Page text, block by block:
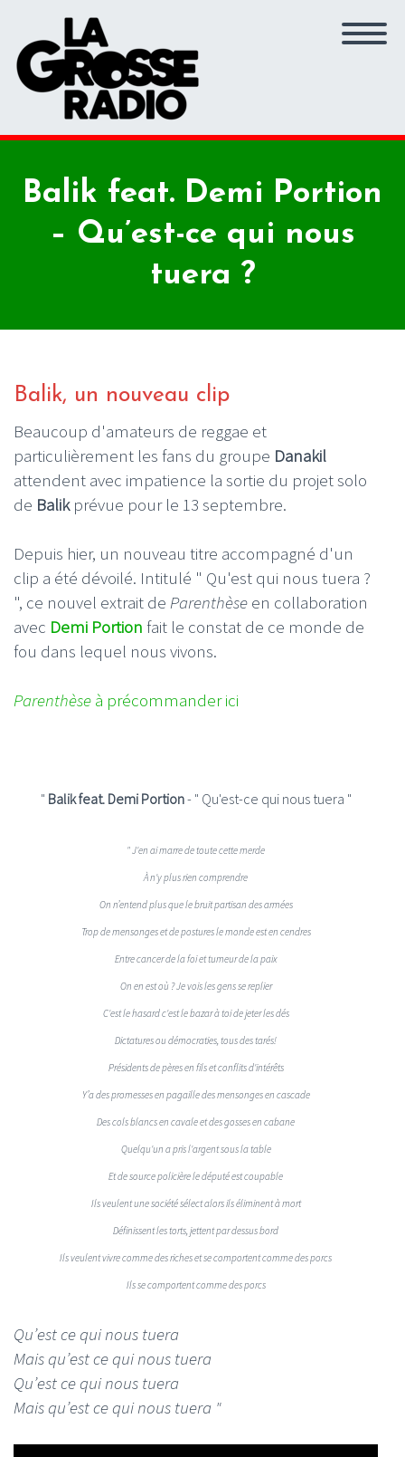
Balik feat. Demi Portion
– Qu’est-ce qui nous
tuera ?
Balik, un nouveau clip
Beaucoup d'amateurs de reggae et
particulièrement les fans du groupe Danakil
attendent avec impatience la sortie du projet solo
de Balikprévue pour le 13 septembre.
Depuis hier, un nouveau titre accompagné d'un
clip a été dévoilé. Intitulé " Qu'est qui nous tuera ?
", ce nouvel extrait de Parenthèse en collaboration
avec Demi Portion fait le constat de ce monde de
fou dans lequel nous vivons.
Parenthèse à précommander ici
" Balik feat. Demi Portion- " Qu'est-ce qui nous tuera "
" J'en ai marre de toute cette merde
À n'y plus rien comprendre
On n’entend plus que le bruit partisan des armées
Trop de mensonges et de postures le monde est en cendres
Entre cancer de la foi et tumeur de la paix
On en est où ? Je vois les gens se replier
C'est le hasard c'est le bazar à toi de jeter les dés
Dictatures ou démocraties, tous des tarés!
Présidents de pères en fils et conflits d'intérêts
Y’a des promesses en pagaille des mensonges en cascade
Des cols blancs en cavale et des gosses en cabane
Quelqu'un a pris l'argent sous la table
Et de source policière le député est coupable
Ils veulent une société sélect alors ils éliminent à mort
Définissent les torts, jettent par dessus bord
Ils veulent vivre comme des riches et se comportent comme des porcs
Ils se comportent comme des porcs
Qu’est ce qui nous tuera
Mais qu’est ce qui nous tuera
Qu’est ce qui nous tuera
Mais qu’est ce qui nous tuera "